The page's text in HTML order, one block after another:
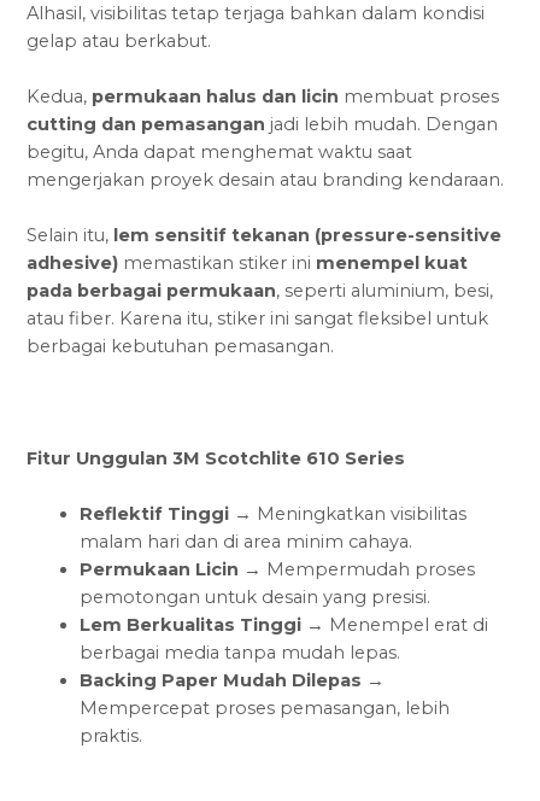
Alhasil, visibilitas tetap terjaga bahkan dalam kondisi
gelap atau berkabut.
Kedua, permukaan halus dan licin membuat proses
cutting dan pemasangan jadi lebih mudah. Dengan
begitu, Anda dapat menghemat waktu saat
mengerjakan proyek desain atau branding kendaraan.
Selain itu, lem sensitif tekanan (pressure-sensitive
adhesive) memastikan stiker ini menempel kuat
pada berbagai permukaan, seperti aluminium, besi,
atau fiber. Karena itu, stiker ini sangat fleksibel untuk
berbagai kebutuhan pemasangan.
Fitur Unggulan 3M Scotchlite 610 Series
Reflektif Tinggi → Meningkatkan visibilitas
malam hari dan di area minim cahaya.
Permukaan Licin → Mempermudah proses
pemotongan untuk desain yang presisi.
Lem Berkualitas Tinggi → Menempel erat di
berbagai media tanpa mudah lepas.
Backing Paper Mudah Dilepas →
Mempercepat proses pemasangan, lebih
praktis.